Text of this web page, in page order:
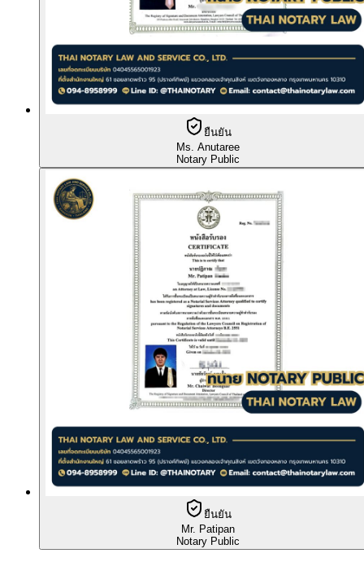
ยืนยัน
Ms. Anutaree
Notary Public
ยืนยัน
Mr. Patipan
Notary Public